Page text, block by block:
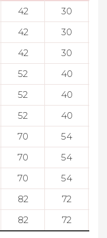
42 30
42 30
42 30
52 40
52 40
52 40
70 54
70 54
70 54
82 72
82 72